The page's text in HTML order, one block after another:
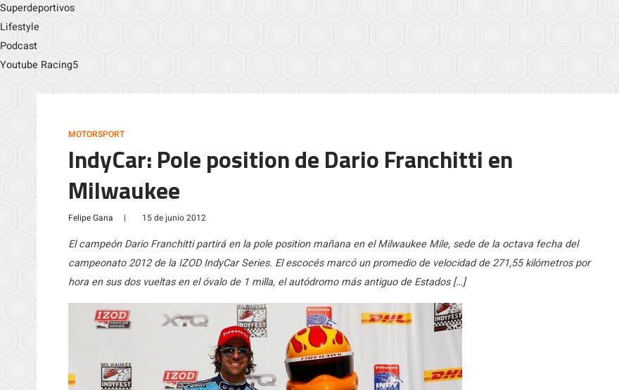
Superdeportivos
Lifestyle
Podcast
Youtube Racing5
MOTORSPORT
IndyCar: Pole position de Dario Franchitti en
Milwaukee
Felipe Gana | 15 de junio 2012
El campeón Dario Franchitti partirá en la pole position mañana en el Milwaukee Mile, sede de la octava fecha del
campeonato 2012 de la IZOD IndyCar Series. El escocés marcó un promedio de velocidad de 271,55 kilómetros por
hora en sus dos vueltas en el óvalo de 1 milla, el autódromo más antiguo de Estados […]